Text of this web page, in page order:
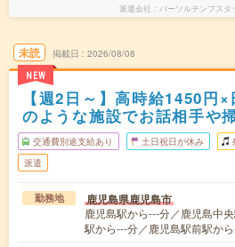
派遣会社 パーソルテンプスタ
未読
NEW
掲載日 2026/08/08
【週2日～】高時給1450円
のような施設でお話相手や
交通費別途支給あり 土日祝日が休み
派遣
勤務地 鹿児島県鹿児島市
鹿児島駅から---分／鹿児島中
駅から---分／鹿児島駅前駅か